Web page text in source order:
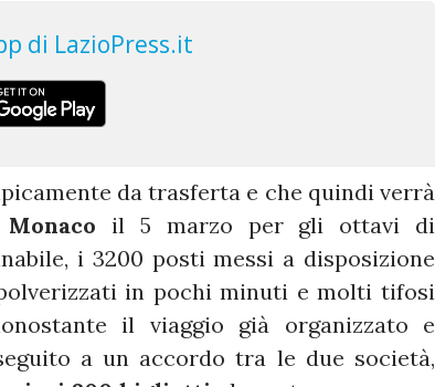
da trasferta e che quindi verrà
Monaco il 5 marzo per gli ottavi di
i 3200 posti messi a disposizione
in pochi minuti e molti tifosi
il viaggio già organizzato e
a un accordo tra le due società,